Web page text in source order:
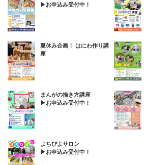
▶お申込み受付中！
夏休み企画！ はにわ作り講
座
まんがの描き方講座
▶お申込み受付中！
よちぴよサロン
▶お申込み受付中！